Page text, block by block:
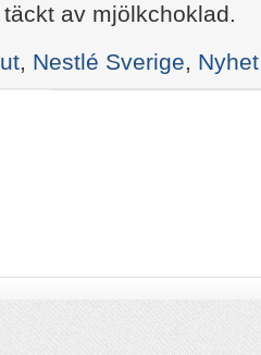
av mjölkchoklad.
, Nestlé Sverige, Nyhet